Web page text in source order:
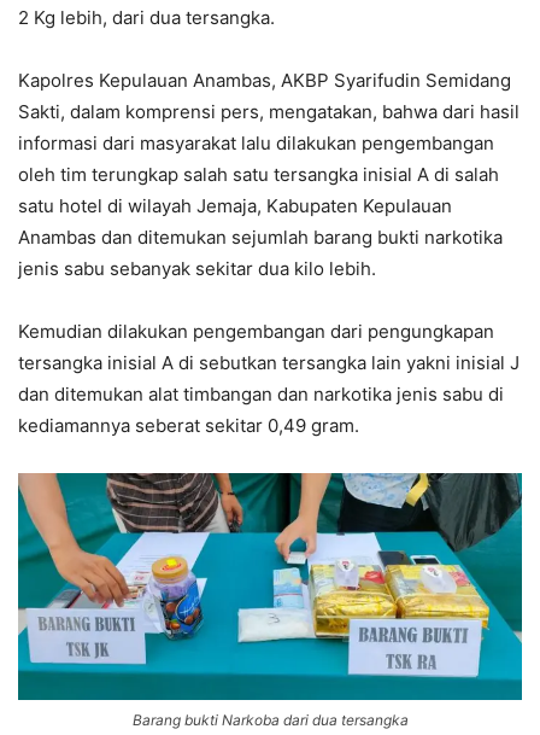
2 Kg lebih, dari dua tersangka.
Kapolres Kepulauan Anambas, AKBP Syarifudin Semidang
Sakti, dalam komprensi pers, mengatakan, bahwa dari hasil
informasi dari masyarakat lalu dilakukan pengembangan
oleh tim terungkap salah satu tersangka inisial A di salah
satu hotel di wilayah Jemaja, Kabupaten Kepulauan
Anambas dan ditemukan sejumlah barang bukti narkotika
jenis sabu sebanyak sekitar dua kilo lebih.
Kemudian dilakukan pengembangan dari pengungkapan
tersangka inisial A di sebutkan tersangka lain yakni inisial J
dan ditemukan alat timbangan dan narkotika jenis sabu di
kediamannya seberat sekitar 0,49 gram.
Barang bukti Narkoba dari dua tersangka